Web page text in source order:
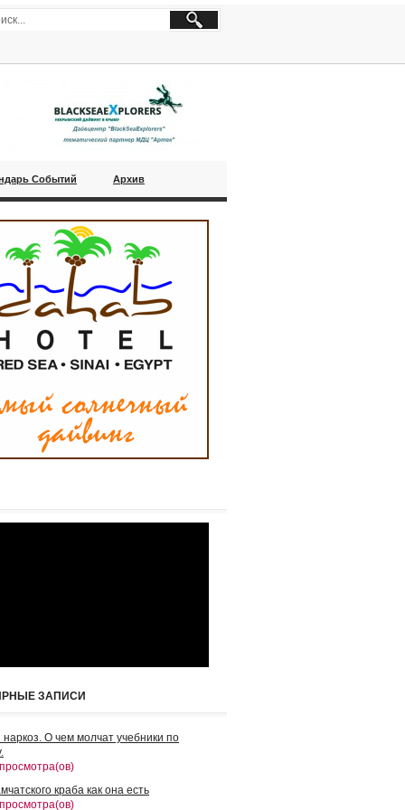
Событий Архив
ЗАПИСИ
О чем молчат учебники по
краба как она есть